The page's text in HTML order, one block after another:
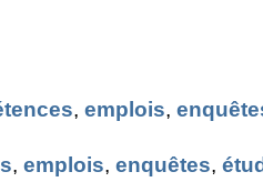
, emplois,
, emplois, enquêtes,